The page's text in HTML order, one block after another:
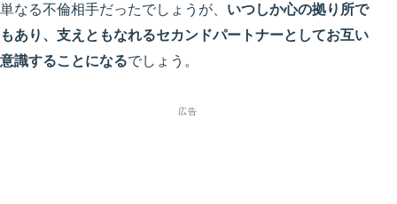
単なる不倫相手だったでしょうが、 いつしか心の拠り所で
もあり、支えともなれるセカンドパートナーとしてお互い
意識することになるでしょう。
広告